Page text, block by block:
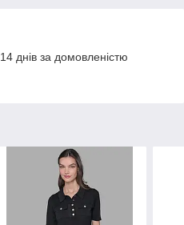
днів за домовленістю